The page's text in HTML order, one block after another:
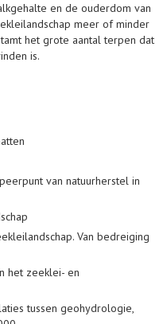
en de ouderdom van
meer of minder
het grote aantal terpen dat
is.
van natuurherstel in
Van bedreiging
het zeeklei- en
tussen geohydrologie,